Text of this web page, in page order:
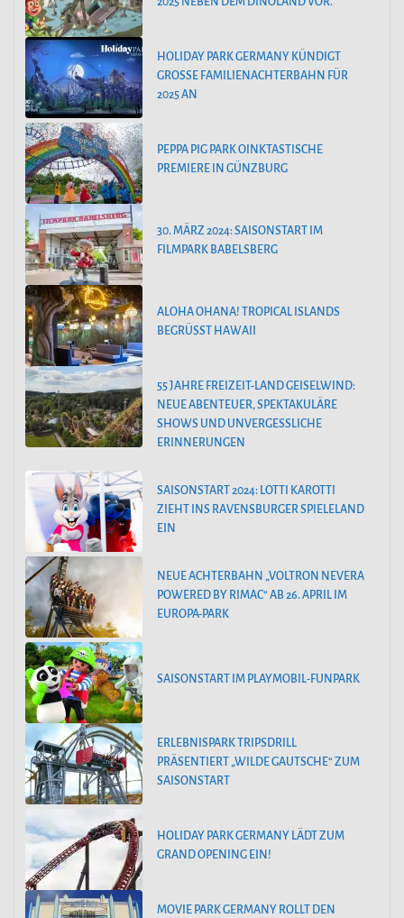
HOLIDAY PARK GERMANY KÜNDIGT
GROSSE FAMILIENACHTERBAHN FÜR 2
025 AN
PEPPA PIG PARK OINKTASTISCHE
PREMIERE IN GÜNZBURG
30. MÄRZ 2024: SAISONSTART IM
FILMPARK BABELSBERG
ALOHA OHANA! TROPICAL ISLANDS
BEGRÜSST HAWAII
55 JAHRE FREIZEIT-LAND GEISELWIND:
NEUE ABENTEUER, SPEKTAKULÄRE
SHOWS UND UNVERGESSLICHE
ERINNERUNGEN
SAISONSTART 2024: LOTTI KAROTTI
ZIEHT INS RAVENSBURGER SPIELELAND
EIN
NEUE ACHTERBAHN „VOLTRON NEVERA
POWERED BY RIMAC“ AB 26. APRIL IM
EUROPA-PARK
SAISONSTART IM PLAYMOBIL-FUNPARK
ERLEBNISPARK TRIPSDRILL
PRÄSENTIERT „WILDE GAUTSCHE“ ZUM
SAISONSTART
HOLIDAY PARK GERMANY LÄDT ZUM
GRAND OPENING EIN!
MOVIE PARK GERMANY ROLLT DEN